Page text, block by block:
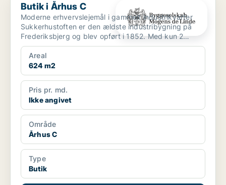
Butik i Århus C
Moderne erhvervslejemål i gammelt industrikvarter
Sukkerhustoften er den ældste industribygning på
Frederiksbjerg og blev opført i 1852. Med kun 2
minutte...
Areal
624 m2
Pris pr. md.
Ikke angivet
Område
Århus C
Type
Butik